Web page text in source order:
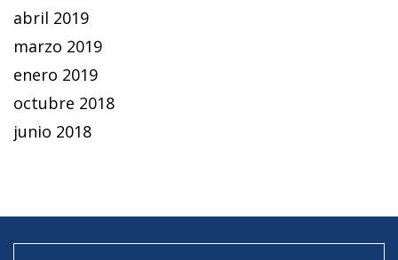
abril 2019
marzo 2019
enero 2019
octubre 2018
junio 2018